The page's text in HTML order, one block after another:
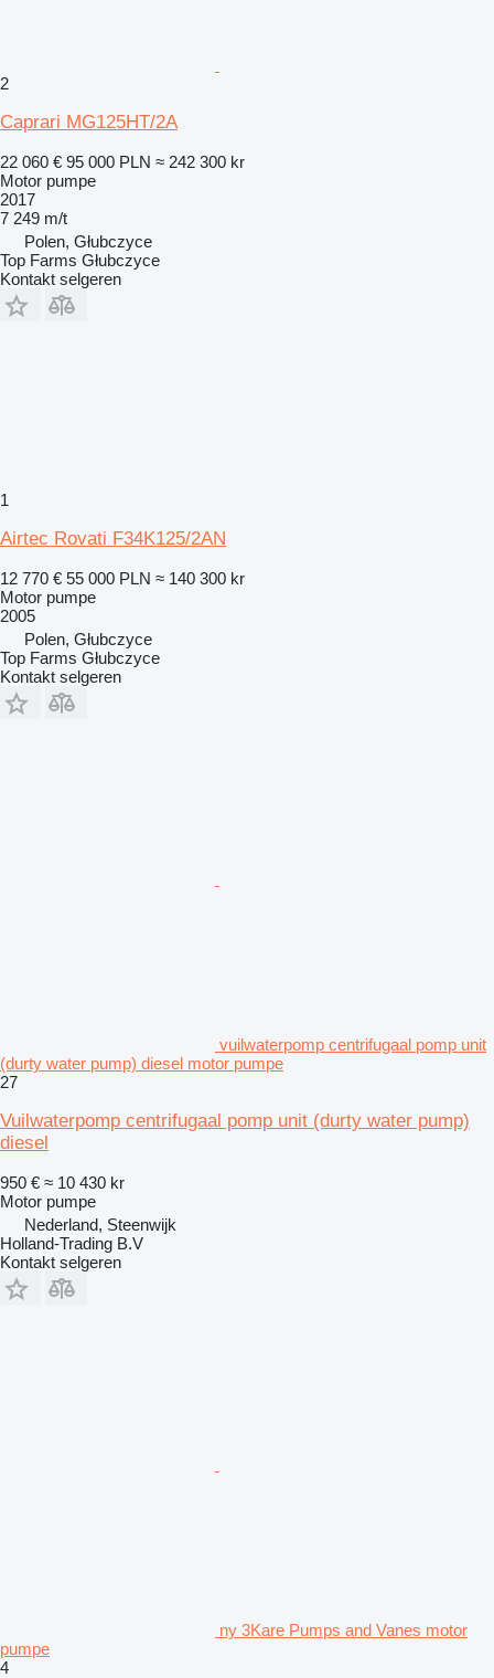
2
Caprari MG125HT/2A
22 060 € 95 000 PLN ≈ 242 300 kr
Motor pumpe
2017
7 249 m/t
Polen, Głubczyce
Top Farms Głubczyce
Kontakt selgeren
1
Airtec Rovati F34K125/2AN
12 770 € 55 000 PLN ≈ 140 300 kr
Motor pumpe
2005
Polen, Głubczyce
Top Farms Głubczyce
Kontakt selgeren
vuilwaterpomp centrifugaal pomp unit
(durty water pump) diesel motor pumpe
27
Vuilwaterpomp centrifugaal pomp unit (durty water pump)
diesel
950 € ≈ 10 430 kr
Motor pumpe
Nederland, Steenwijk
Holland-Trading B.V
Kontakt selgeren
ny 3Kare Pumps and Vanes motor
pumpe
4